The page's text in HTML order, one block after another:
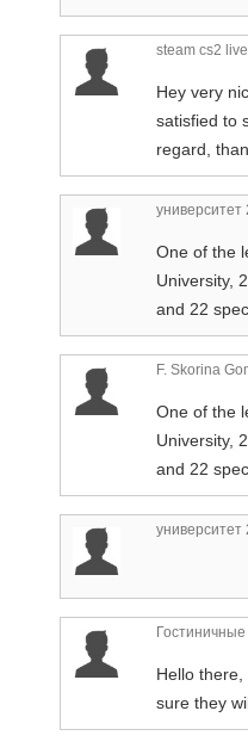
steam cs2
Hey very
satisfied to
regard,
университет
One of the
University,
and 22
F. Skorina
One of the
University,
and 22
университет
Hello
sure they